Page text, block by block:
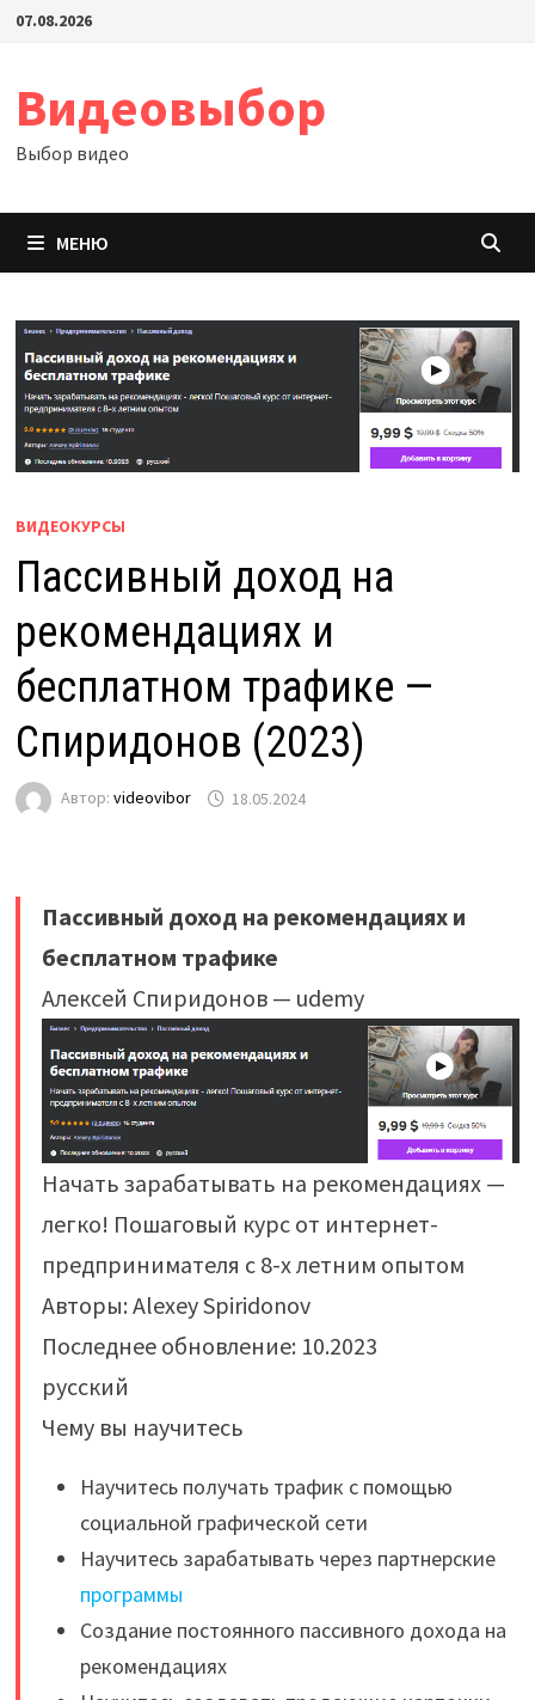
Перейти
07.08.2026
Видеовыбор
Выбор видео
МЕНЮ
ВИДЕОКУРСЫ
Пассивный доход на
рекомендациях и
бесплатном трафике —
Спиридонов (2023)
Автор: videovibor 18.05.2024
Пассивный доход на рекомендациях и
бесплатном трафике
Алексей Спиридонов — udemy
Начать зарабатывать на рекомендациях —
легко! Пошаговый курс от интернет-
предпринимателя с 8-х летним опытом
Авторы: Alexey Spiridonov
Последнее обновление: 10.2023
русский
Чему вы научитесь
Научитесь получать трафик с помощью
социальной графической сети
Научитесь зарабатывать через партнерские
программы
Создание постоянного пассивного дохода на
рекомендациях